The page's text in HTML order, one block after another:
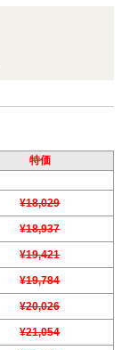
特価
¥18,029
¥18,937
¥19,421
¥19,784
¥20,026
¥21,054